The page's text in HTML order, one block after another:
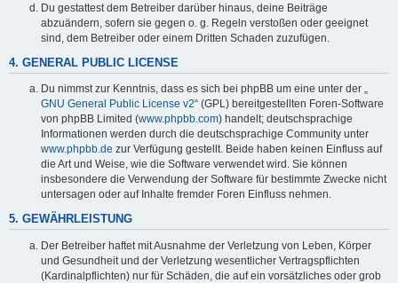
Du gestattest dem Betreiber darüber hinaus, deine Beiträge
abzuändern, sofern sie gegen o. g. Regeln verstoßen oder geeignet
sind, dem Betreiber oder einem Dritten Schaden zuzufügen.
4. GENERAL PUBLIC LICENSE
Du nimmst zur Kenntnis, dass es sich bei phpBB um eine unter der „
GNU General Public License v2“ (GPL) bereitgestellten Foren-Software
von phpBB Limited (www.phpbb.com) handelt; deutschsprachige
Informationen werden durch die deutschsprachige Community unter
www.phpbb.de zur Verfügung gestellt. Beide haben keinen Einfluss auf
die Art und Weise, wie die Software verwendet wird. Sie können
insbesondere die Verwendung der Software für bestimmte Zwecke nicht
untersagen oder auf Inhalte fremder Foren Einfluss nehmen.
5. GEWÄHRLEISTUNG
Der Betreiber haftet mit Ausnahme der Verletzung von Leben, Körper
und Gesundheit und der Verletzung wesentlicher Vertragspflichten
(Kardinalpflichten) nur für Schäden, die auf ein vorsätzliches oder grob